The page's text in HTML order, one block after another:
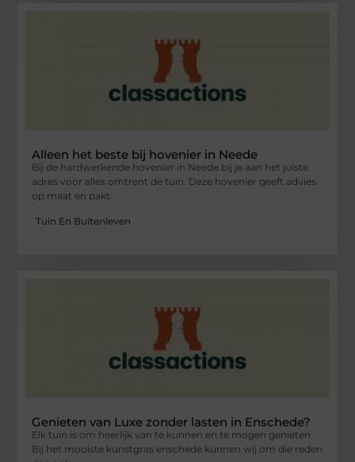
Alleen het beste bij hovenier in Neede
Bij de hardwerkende hovenier in Neede bij je aan het juiste
adres voor alles omtrent de tuin. Deze hovenier geeft advies
op maat en pakt
Tuin En Buitenleven
Genieten van Luxe zonder lasten in Enschede?
Elk tuin is om heerlijk van te kunnen en te mogen genieten .
Bij het mooiste kunstgras enschede kunnen wij om die reden